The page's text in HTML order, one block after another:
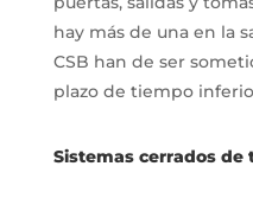
hay más de una en la
CSB han de ser
plazo de tiempo
Sistemas cerrados de